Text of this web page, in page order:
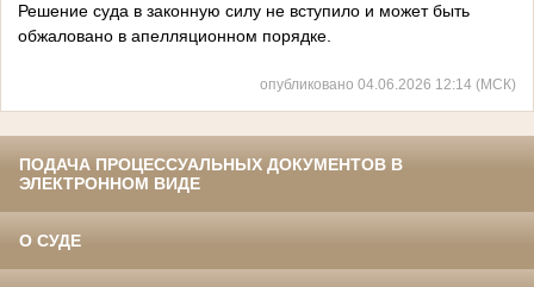
Решение суда в законную силу не вступило и может быть
обжаловано в апелляционном порядке.
опубликовано 04.06.2026 12:14 (МСК)
ПОДАЧА ПРОЦЕССУАЛЬНЫХ ДОКУМЕНТОВ В
ЭЛЕКТРОННОМ ВИДЕ
О СУДЕ